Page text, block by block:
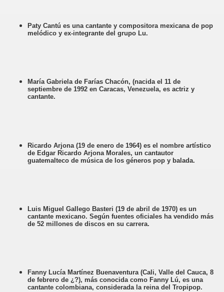
Paty Cantú es una cantante y compositora mexicana de pop
melódico y ex-integrante del grupo Lu.
María Gabriela de Farías Chacón, (nacida el 11 de
septiembre de 1992 en Caracas, Venezuela, es actriz y
cantante.
Ricardo Arjona (19 de enero de 1964) es el nombre artístico
de Edgar Ricardo Arjona Morales, un cantautor
guatemalteco de música de los géneros pop y balada.
Luis Miguel Gallego Basteri (19 de abril de 1970) es un
cantante mexicano. Según fuentes oficiales ha vendido más
de 52 millones de discos en su carrera.
Fanny Lucía Martínez Buenaventura (Cali, Valle del Cauca, 8
de febrero de ¿?), más conocida como Fanny Lú, es una
cantante colombiana, considerada la reina del Tropipop.